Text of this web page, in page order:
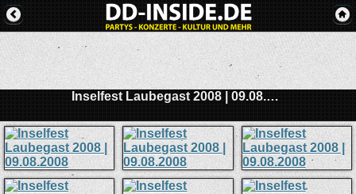
Inselfest Laubegast 2008 | 09.08.2008